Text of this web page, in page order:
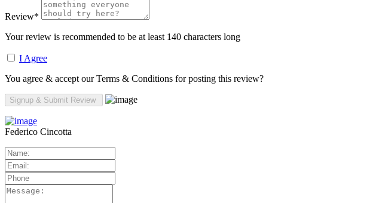
Review*
Your review is recommended to be at least 140 characters long
I Agree
You agree & accept our Terms & Conditions for posting this review?
Federico Cincotta